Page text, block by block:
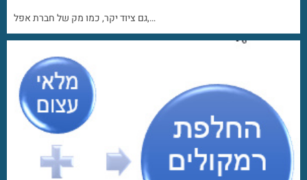
גם ציוד יקר, כמו מק של חברת אפל,…